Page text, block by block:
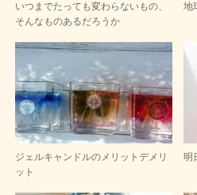
いつまでたっても変わらないもの、
そんなものあるだろうか
地
ジェルキャンドルのメリットデメリ
ット
明